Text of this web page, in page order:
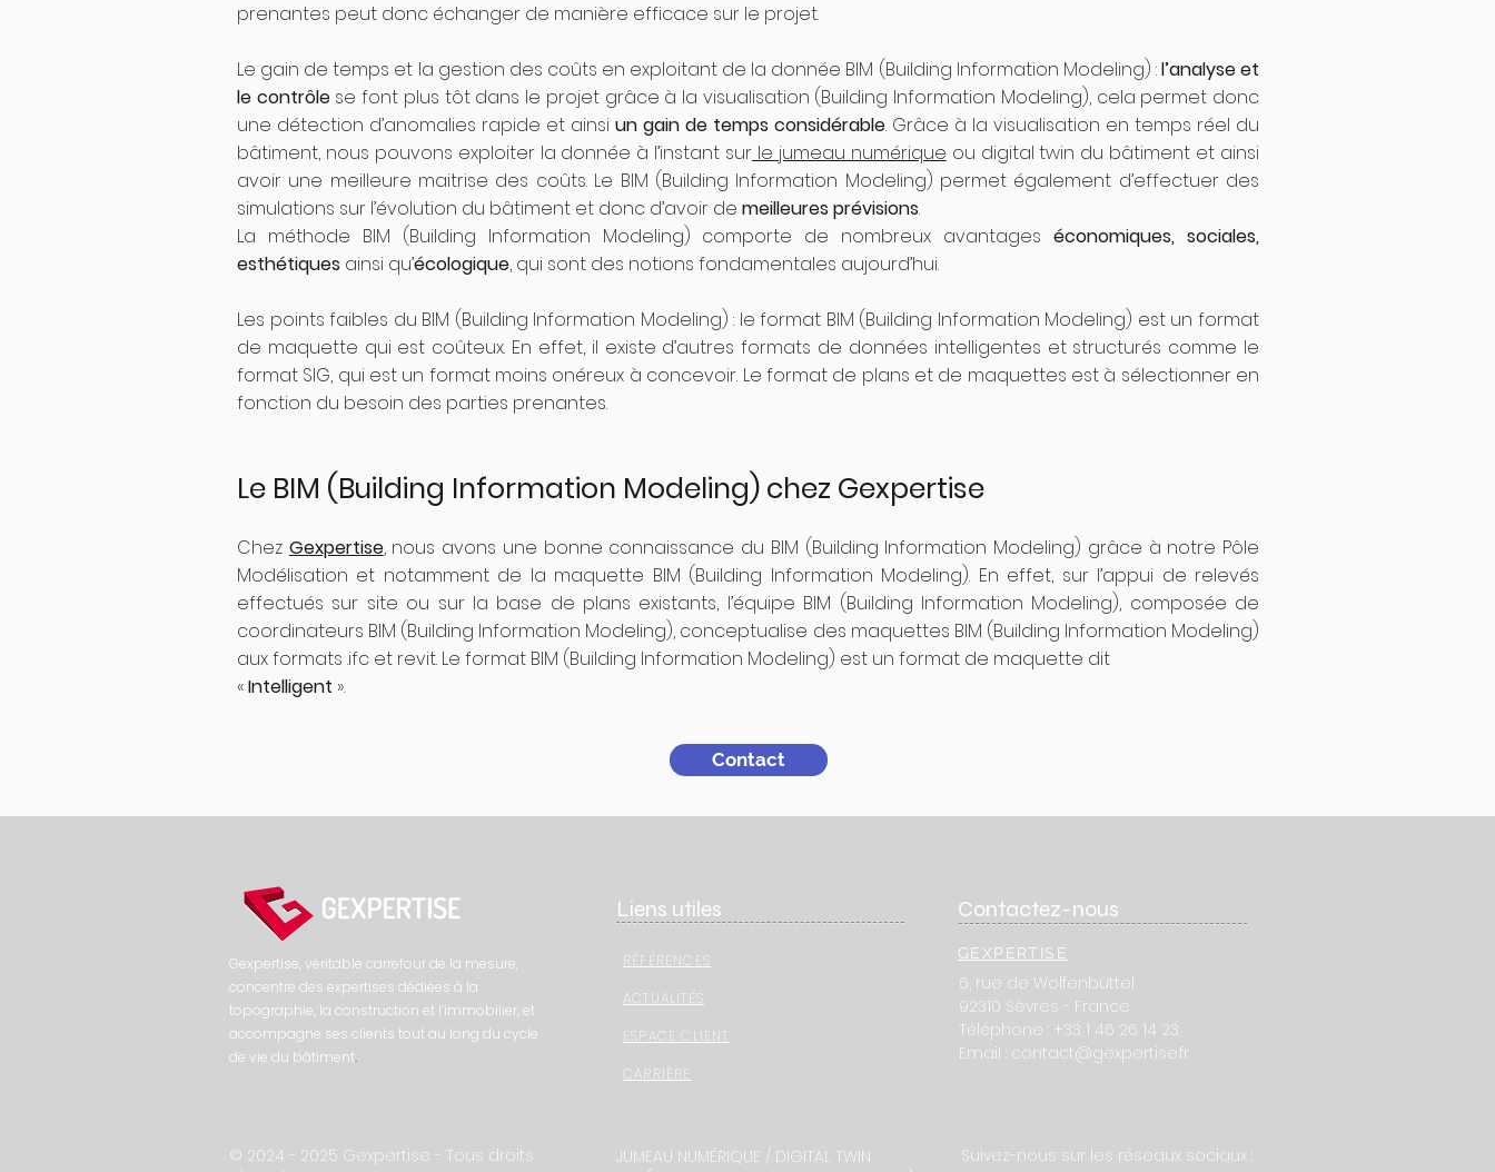
prenantes peut donc échanger de manière efficace sur le projet.
Le gain de temps et la gestion des coûts en exploitant de la donnée BIM (Building Information Modeling) :l’analyse et
le contrôlese font plus tôt dans le projet grâce à la visualisation (Building Information Modeling), cela permet donc
une détection d’anomalies rapide et ainsi un gain de temps considérable. Grâce à la visualisation en temps réel du
bâtiment, nous pouvons exploiter la donnée à l’instant sur le jumeau numérique ou digital twin du bâtiment et ainsi
avoir une meilleure maitrise des coûts. Le BIM (Building Information Modeling) permet également d’effectuer des
simulations sur l’évolution du bâtiment et donc d’avoir de meilleures prévisions.
La méthode BIM (Building Information Modeling) comporte de nombreux avantageséconomiques, sociales,
esthétiques ainsi qu’écologique, qui sont des notions fondamentales aujourd’hui.
Les points faibles du BIM (Building Information Modeling) : le format BIM (Building Information Modeling) est un format
de maquette qui est coûteux. En effet, il existe d’autres formats de données intelligentes et structurés comme le
format SIG, qui est un format moins onéreux à concevoir. Le format de plans et de maquettes est à sélectionner en
fonction du besoin des parties prenantes.
Le BIM (Building Information Modeling) chez Gexpertise
Chez Gexpertise, nous avons une bonne connaissance du BIM (Building Information Modeling) grâce à notre Pôle
Modélisation et notamment de la maquette BIM (Building Information Modeling). En effet, sur l’appui de relevés
effectués sur site ou sur la base de plans existants, l’équipe BIM (Building Information Modeling), composée de
coordinateurs BIM (Building Information Modeling), conceptualise des maquettes BIM (Building Information Modeling)
aux formats .ifc et revit. Le format BIM (Building Information Modeling) est un format de maquette dit
«Intelligent ».
Contact
Gexpertise, véritable carrefour de la mesure,
concentre des expertises dédiées à la
topographie, la construction et l’immobilier, et
accompagne ses clients tout au long du cycle
de vie du bâtiment.
© 2024 - 2025 Gexpertise - Tous droits
Liens utiles
RÉFÉRENCES
ACTUALITÉS
ESPACE CLIENT
CARRIÈRE
Contactez-nous
GEXPERTISE
6, rue de Wolfenbüttel
92310 Sèvres - France
Téléphone : +33 1 46 26 14 23
Email : contact@gexpertise.fr
JUMEAU NUMÉRIQUE / DIGITAL TWIN
Suivez-nous sur les réseaux sociaux :